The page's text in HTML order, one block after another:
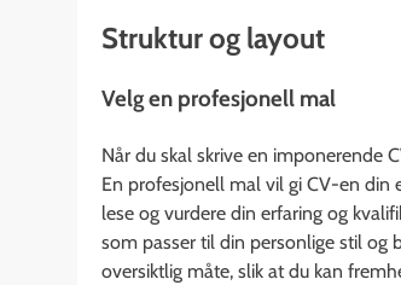
Struktur og layout
Velg en profesjonell mal
Når du skal skrive en imponerende
En profesjonell mal vil gi CV-en din
lese og vurdere din erfaring og
som passer til din personlige stil og
oversiktlig måte, slik at du kan